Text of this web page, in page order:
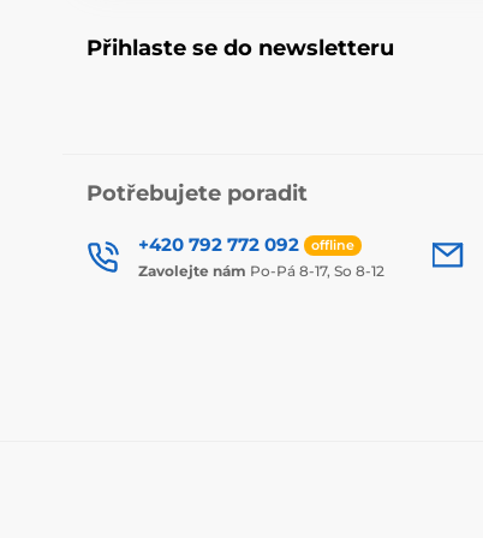
Přihlaste se do newsletteru
Potřebujete poradit
+420 792 772 092 offline
Zavolejte nám Po-Pá 8-17, So 8-12